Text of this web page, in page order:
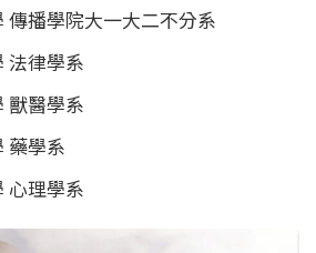
傳播學院大一大二不分系
法律學系
獸醫學系
藥學系
心理學系